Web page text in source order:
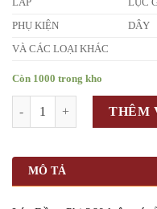
LÁP LỤC
PHỤ KIỆN DÂY
VÀ CÁC LOẠI KHÁC
Còn 1000 trong kho
THÊM
MÔ TẢ